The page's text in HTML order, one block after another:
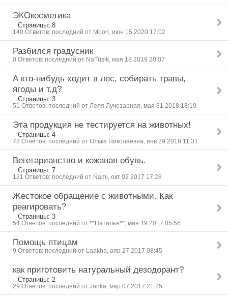
ЭКОкосметика
Страницы: 8
140 Ответов: последний от Moon, июн 15 2020 17:02
Разбился градусник
0 Ответов: последний от NaTusik, мая 18 2019 20:07
А кто-нибудь ходит в лес, собирать травы,
ягоды и т.д?
Страницы: 3
51 Ответов: последний от Леля Лучезарная, мая 31 2018 18:19
Эта продукция не тестируется на животных!
Страницы: 4
78 Ответов: последний от Олька Николаевна, янв 29 2018 11:31
Вегетарианство и кожаная обувь.
Страницы: 7
121 Ответов: последний от Nami, окт 02 2017 17:28
Жестокое обращение с животными. Как
реагировать?
Страницы: 3
54 Ответов: последний от **Наталья**, мая 19 2017 05:56
Помощь птицам
9 Ответов: последний от Laakha, апр 27 2017 08:45
как приготовить натуральный дезодорант?
Страницы: 2
29 Ответов: последний от Janka, мар 07 2017 21:25